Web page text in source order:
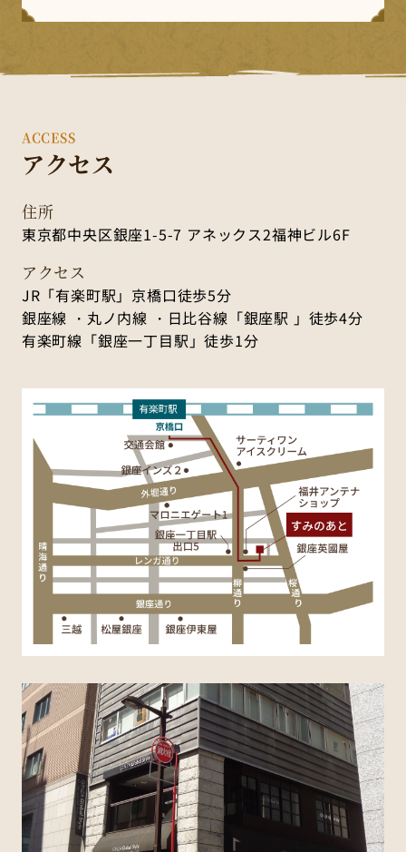
ACCESS
アクセス
住所
東京都中央区銀座1-5-7 アネックス2福神ビル6F
アクセス
JR「有楽町駅」京橋口徒歩5分
銀座線 ・丸ノ内線 ・日比谷線「銀座駅 」徒歩4分
有楽町線「銀座一丁目駅」徒歩1分